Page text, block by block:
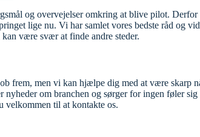
og overvejelser omkring at blive pilot.
lige nu. Vi har samlet vores bedste råd og
være svær at finde andre steder.
frem, men vi kan hjælpe dig med at være skarp
om branchen og sørger for ingen føler
velkommen til at kontakte os.